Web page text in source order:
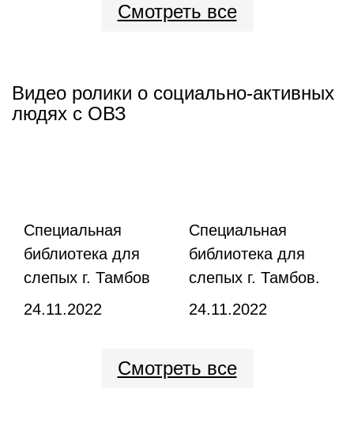
Смотреть все
Видео ролики о социально-активных
людях с ОВЗ
Специальная
библиотека для
слепых г. Тамбов
24.11.2022
Специальная
библиотека для
слепых г. Тамбов.
24.11.2022
Смотреть все